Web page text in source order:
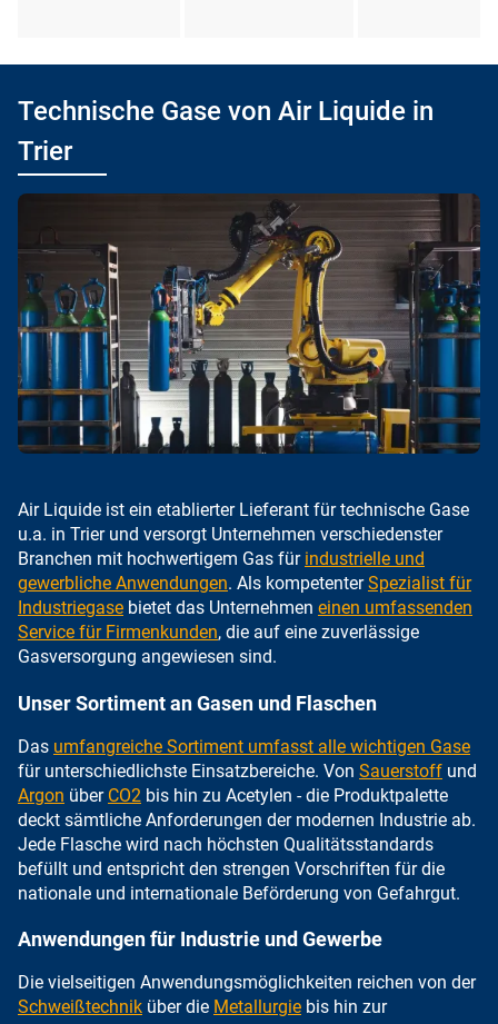
Technische Gase von Air Liquide in
Trier
Air Liquide ist ein etablierter Lieferant für technische Gase
u.a. in Trier und versorgt Unternehmen verschiedenster
Branchen mit hochwertigem Gas für industrielle und
gewerbliche Anwendungen. Als kompetenterSpezialist für
Industriegase bietet das Unternehmen einen umfassenden
Service für Firmenkunden, die auf eine zuverlässige
Gasversorgung angewiesen sind.
Unser Sortiment an Gasen und Flaschen
Das umfangreiche Sortiment umfasst alle wichtigen Gase
für unterschiedlichste Einsatzbereiche. Von Sauerstoff und
Argon über CO2 bis hin zu Acetylen - die Produktpalette
deckt sämtliche Anforderungen der modernen Industrie ab.
Jede Flasche wird nach höchsten Qualitätsstandards
befüllt und entspricht den strengen Vorschriften für die
nationale und internationale Beförderung von Gefahrgut.
Anwendungen für Industrie und Gewerbe
Die vielseitigen Anwendungsmöglichkeiten reichen von der
Schweißtechnik über die Metallurgie bis hin zur